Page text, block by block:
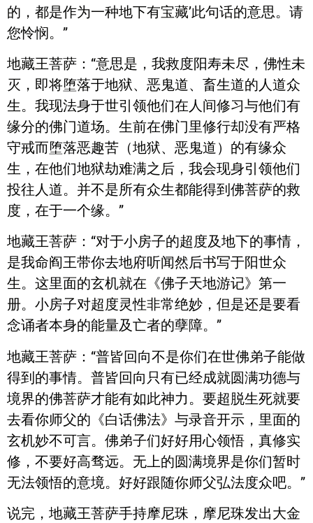
的，都是作为一种地下有宝藏’此句话的意思。请
您怜悯。”
地藏王菩萨：“意思是，我救度阳寿未尽，佛性未
灭，即将堕落于地狱、恶鬼道、畜生道的人道众
生。我现法身于世引领他们在人间修习与他们有
缘分的佛门道场。生前在佛门里修行却没有严格
守戒而堕落恶趣苦（地狱、恶鬼道）的有缘众
生，在他们地狱劫难满之后，我会现身引领他们
投往人道。并不是所有众生都能得到佛菩萨的救
度，在于一个缘。”
地藏王菩萨：“对于小房子的超度及地下的事情，
是我命阎王带你去地府听闻然后书写于阳世众
生。这里面的玄机就在《佛子天地游记》第一
册。小房子对超度灵性非常绝妙，但是还是要看
念诵者本身的能量及亡者的孽障。”
地藏王菩萨：“普皆回向不是你们在世佛弟子能做
得到的事情。普皆回向只有已经成就圆满功德与
境界的佛菩萨才能有如此神力。要超脱生死就要
去看你师父的《白话佛法》与录音开示，里面的
玄机妙不可言。佛弟子们好好用心领悟，真修实
修，不要好高骛远。无上的圆满境界是你们暂时
无法领悟的意境。好好跟随你师父弘法度众吧。”
说完，地藏王菩萨手持摩尼珠，摩尼珠发出大金